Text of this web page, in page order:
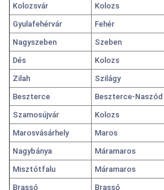
Kolozsvár
Kolozs
Gyulafehérvár
Fehér
Nagyszeben
Szeben
Dés
Kolozs
Zilah
Szilágy
Beszterce
Beszterce-Naszód
Szamosújvár
Kolozs
Marosvásárhely
Maros
Nagybánya
Máramaros
Misztótfalu
Máramaros
Brassó
Brassó